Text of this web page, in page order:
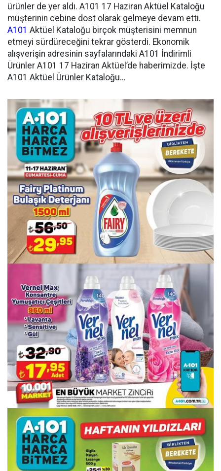
ürünler de yer aldı. A101 17 Haziran Aktüel Kataloğu
müşterinin cebine dost olarak gelmeye devam etti.
A101 Aktüel Kataloğu birçok müşterisini memnun
etmeyi sürdüreceğini tekrar gösterdi. Ekonomik
alışverişin adresinin sayfalarındaki A101 İndirimli
Ürünler A101 17 Haziran Aktüel’de haberimizde. İşte
A101 Aktüel Ürünler Kataloğu…